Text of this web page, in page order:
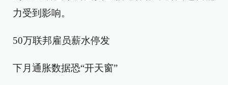
力受到影响。
50万联邦雇员薪水停发
下月通胀数据恐“开天窗”